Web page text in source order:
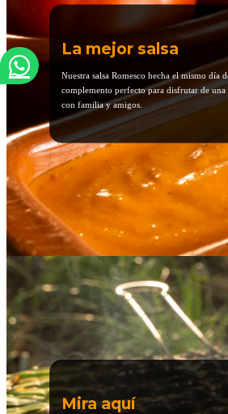
La mejor salsa
Nuestra salsa Romesco hecha el mismo día
complemento perfecto para disfrutar de una
con familia y amigos.
Mira aquí